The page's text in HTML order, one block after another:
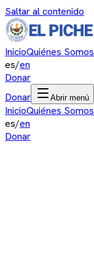
Saltar al contenido
InicioQuiénes Somos
es/en
Donar
Donar
Abrir menú
InicioQuiénes Somos
es/en
Donar